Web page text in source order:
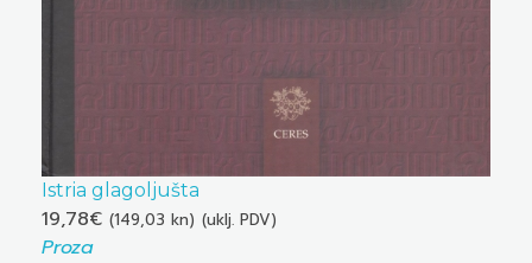
Istria glagoljušta
19,78€ (149,03 kn) (uklj. PDV)
Proza